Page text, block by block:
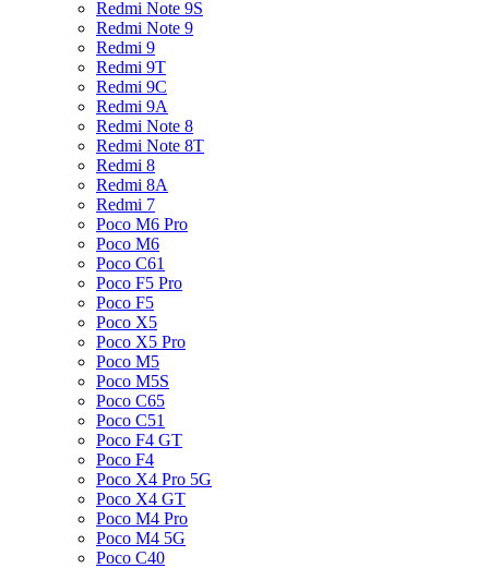
Redmi Note 9S
Redmi Note 9
Redmi 9
Redmi 9T
Redmi 9C
Redmi 9A
Redmi Note 8
Redmi Note 8T
Redmi 8
Redmi 8A
Redmi 7
Poco M6 Pro
Poco M6
Poco C61
Poco F5 Pro
Poco F5
Poco X5
Poco X5 Pro
Poco M5
Poco M5S
Poco C65
Poco C51
Poco F4 GT
Poco F4
Poco X4 Pro 5G
Poco X4 GT
Poco M4 Pro
Poco M4 5G
Poco C40